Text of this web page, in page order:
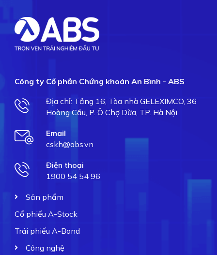
Công ty Cổ phần Chứng khoán An Bình - ABS
Địa chỉ: Tầng 16, Tòa nhà GELEXIMCO, 36
Hoàng Cầu, P. Ô Chợ Dừa, TP. Hà Nội
Email
cskh@abs.vn
Điện thoại
1900 54 54 96
Sản phẩm
Cổ phiếu A-Stock
Trái phiếu A-Bond
Công nghệ